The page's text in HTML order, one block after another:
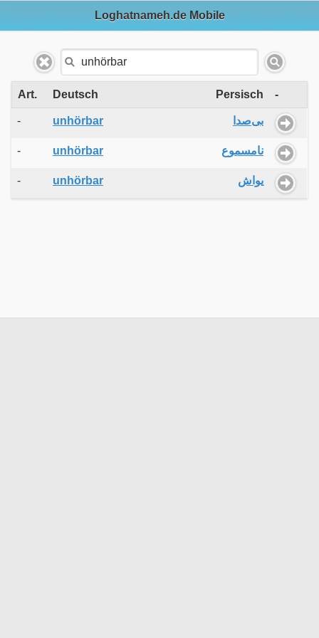
Loghatnameh.de Mobile
Art. Deutsch Persisch -
- unhörbar بی‌صدا
- unhörbar نامسموع
- unhörbar یواش